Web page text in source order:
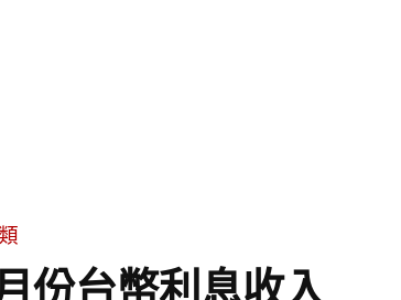
份台幣利息收入